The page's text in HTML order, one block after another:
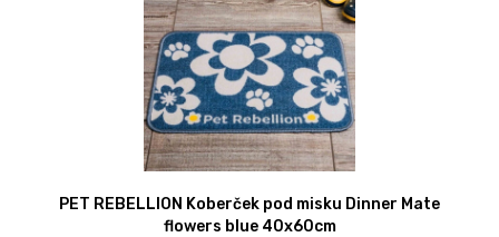
PET REBELLION Koberček pod misku Dinner Mate
flowers blue 40x60cm